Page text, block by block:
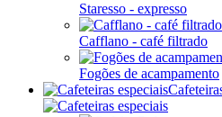
Staresso - expresso
Cafflano - café filtrado
Fogões de acampamento